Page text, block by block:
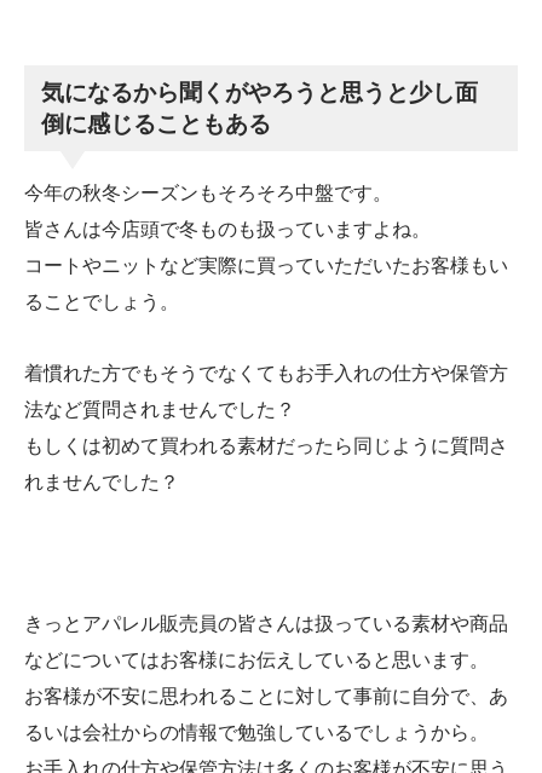
気になるから聞くがやろうと思うと少し面
倒に感じることもある
今年の秋冬シーズンもそろそろ中盤です。
皆さんは今店頭で冬ものも扱っていますよね。
コートやニットなど実際に買っていただいたお客様もい
ることでしょう。
着慣れた方でもそうでなくてもお手入れの仕方や保管方
法など質問されませんでした？
もしくは初めて買われる素材だったら同じように質問さ
れませんでした？
きっとアパレル販売員の皆さんは扱っている素材や商品
などについてはお客様にお伝えしていると思います。
お客様が不安に思われることに対して事前に自分で、あ
るいは会社からの情報で勉強しているでしょうから。